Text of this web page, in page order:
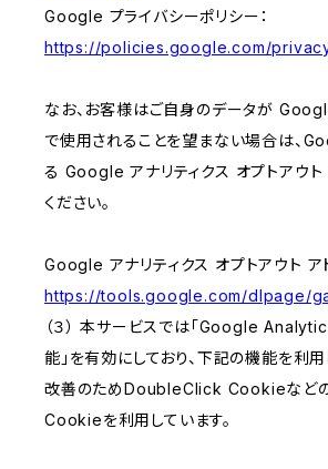
Google プライバシーポリシー：
https://policies.google.com/
なお、お客様はご自身のデータが
で使用されることを望まない場合は、
る Google アナリティクス オプトアウト
ください。
Google アナリティクス オプトアウト ア
https://tools.google.com/dlpage/
（３） 本サービスでは「Google
能」を有効にしており、下記の機能を利用
改善のためDoubleClick Cookieなどの
Cookieを利用しています。